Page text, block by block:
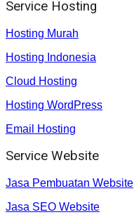
Service Hosting
Hosting Murah
Hosting Indonesia
Cloud Hosting
Hosting WordPress
Email Hosting
Service Website
Jasa Pembuatan Website
Jasa SEO Website